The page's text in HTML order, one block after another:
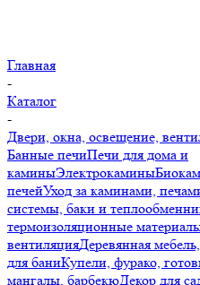
Главная
-
Каталог
-
Двери, окна, освещение,
Банные печиПечи для дома и
каминыЭлектрокамины
печейУход за каминами,
системы, баки и
термоизоляционные
вентиляцияДеревянная
для баниКупели, фурако,
мангалы, барбекюДекор для